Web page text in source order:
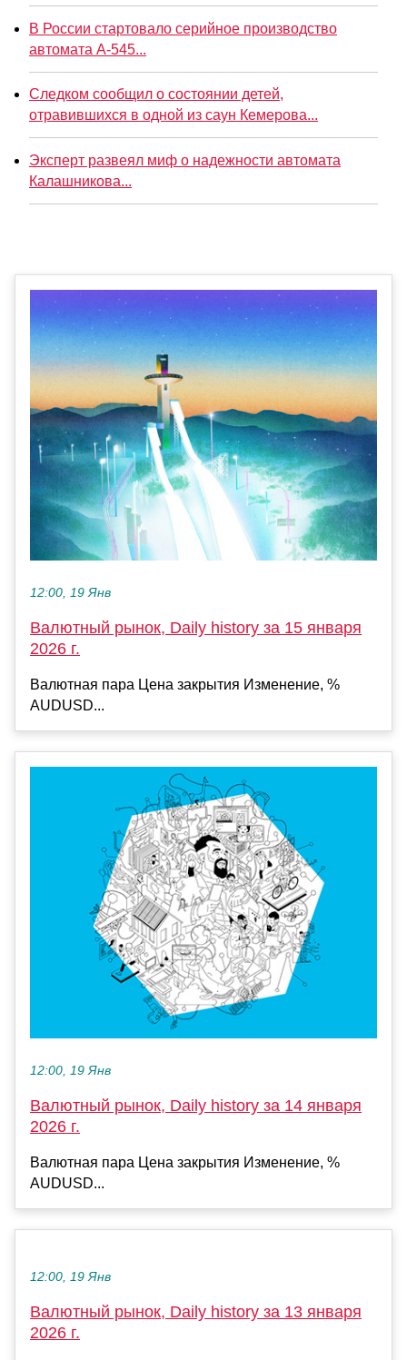
В России стартовало серийное производство
автомата А-545...
Следком сообщил о состоянии детей,
отравившихся в одной из саун Кемерова...
Эксперт развеял миф о надежности автомата
Калашникова...
12:00, 19 Янв
Валютный рынок, Daily history за 15 января
2026 г.
Валютная пара Цена закрытия Изменение, %
AUDUSD...
12:00, 19 Янв
Валютный рынок, Daily history за 14 января
2026 г.
Валютная пара Цена закрытия Изменение, %
AUDUSD...
12:00, 19 Янв
Валютный рынок, Daily history за 13 января
2026 г.